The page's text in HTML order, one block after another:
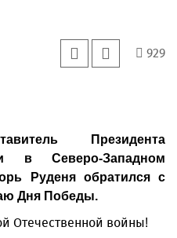
929
Президента
в Северо-Западном
Руденя обратился с
Дня Победы.
Отечественной войны!